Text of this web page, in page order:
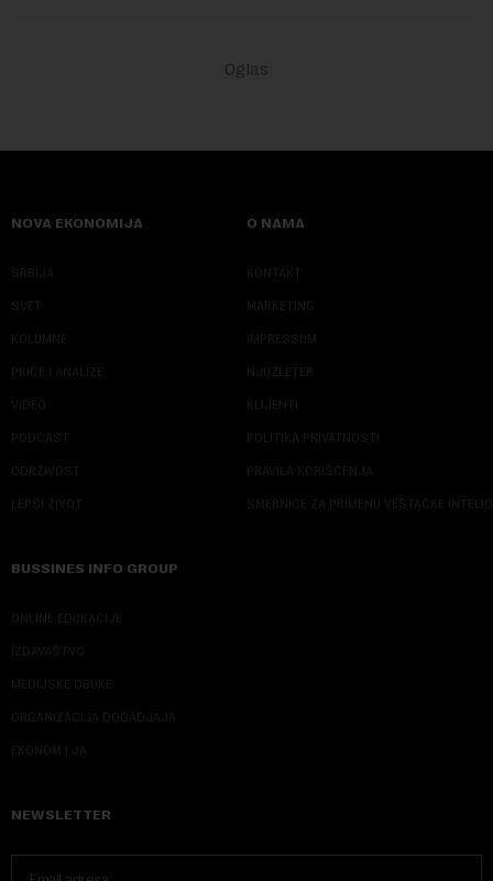
NOVA EKONOMIJA
SRBIJA
SVET
KOLUMNE
PRIČE I ANALIZE
VIDEO
PODCAST
ODRŽIVOST
LEPŠI ŽIVOT
O NAMA
KONTAKT
MARKETING
IMPRESSUM
NJUZLETER
KLIJENTI
POLITIKA PRIVATNOSTI
PRAVILA KORIŠĆENJA
SMERNICE ZA PRIMENU VEŠTAČKE
BUSSINES INFO GROUP
ONLINE EDUKACIJE
IZDAVAŠTVO
MEDIJSKE OBUKE
ORGANIZACIJA DOGADJAJA
EKONOM I JA
NEWSLETTER